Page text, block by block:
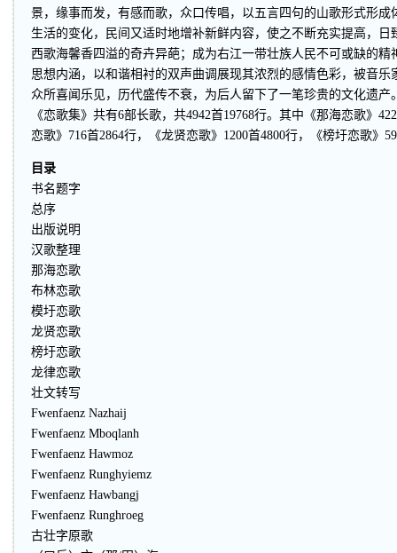
景，缘事而发，有感而歌，众口传唱，以五言四句的山歌形式形
生活的变化，民间又适时地增补新鲜内容，使之不断充实提高，
西歌海馨香四溢的奇卉异葩；成为右江一带壮族人民不可或缺的
思想内涵，以和谐相衬的双声曲调展现其浓烈的感情色彩，被音
众所喜闻乐见，历代盛传不衰，为后人留下了一笔珍贵的文化遗产
《恋歌集》共有6部长歌，共4942首19768行。其中《那海恋歌》
恋歌》716首2864行，《龙贤恋歌》1200首4800行，《榜圩恋歌》
目录
书名题字
总序
出版说明
汉歌整理
那海恋歌
布林恋歌
模圩恋歌
龙贤恋歌
榜圩恋歌
龙律恋歌
壮文转写
Fwenfaenz Nazhaij
Fwenfaenz Mboqlanh
Fwenfaenz Hawmoz
Fwenfaenz Runghyiemz
Fwenfaenz Hawbangj
Fwenfaenz Runghroeg
古壮字原歌